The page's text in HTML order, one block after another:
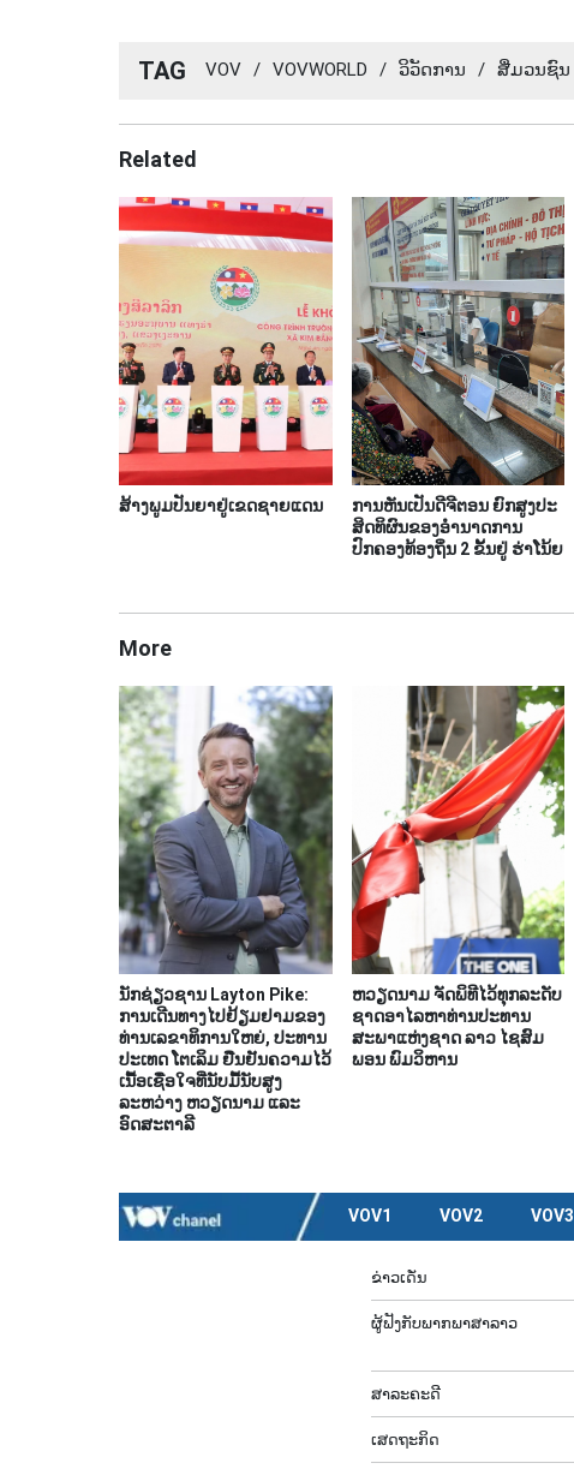
TAG VOV / VOVWORLD / ວິ​ວັດ​ການ / ​ສື່ມວນ​ຊົນ​
Related
ສ້າງພູມປັນຍາຢູ່ເຂດຊາຍແດນ
ການຫັນເປັນດີຈີຕອນ ຍົກສູງປະ
ສິດທິຜົນຂອງອຳນາດການ
ປົກຄອງທ້ອງຖິ່ນ 2 ຂັ້ນຢູ່ ຮ່າໂນ້ຍ
More
ນັກຊ່ຽວຊານ Layton Pike:
ການເດີນທາງໄປຢ້ຽມຢາມຂອງ
ທ່ານເລຂາທິການໃຫຍ່, ປະທານ
ປະເທດ ໂຕເລິມ ຢືນຢັນຄວາມໄວ້
ເນື້ອເຊື່ອໃຈທີ່ນັບມື້ນັບສູງ
ລະຫວ່າງ ຫວຽດນາມ ແລະ
ອົດສະຕາລີ
ຫວຽດນາມ ຈັດພິທີໄວ້ທຸກລະດັບ
ຊາດອາໄລຫາທ່ານປະທານ
ສະພາແຫ່ງຊາດ ລາວ ໄຊສົມ
ພອນ ພົມວິຫານ
VOV1 VOV2 VOV3
ຂ່າວເດັ່ນ
ຜູ້​ຟັງ​ກັບ​ພາກ​ພາ​ສາ​ລາວ
ສາລະຄະດີ
ເສດຖະກິດ